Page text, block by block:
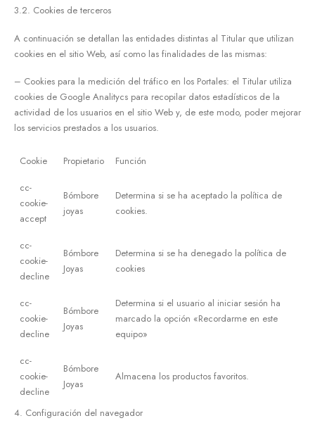
3.2. Cookies de terceros
A continuación se detallan las entidades distintas al Titular que utilizan
cookies en el sitio Web, así como las finalidades de las mismas:
– Cookies para la medición del tráfico en los Portales: el Titular utiliza
cookies de Google Analitycs para recopilar datos estadísticos de la
actividad de los usuarios en el sitio Web y, de este modo, poder mejorar
los servicios prestados a los usuarios.
Cookie Propietario
Función
cc-
cookie-
accept
Bómbore
joyas
Determina si se ha aceptado la política de
cookies.
cc-
cookie-
decline
Bómbore
Joyas
Determina si se ha denegado la política de
cookies
cc-
cookie-
decline
Bómbore
Joyas
Determina si el usuario al iniciar sesión ha
marcado la opción «Recordarme en este
equipo»
cc-
cookie-
decline
Bómbore
Joyas
Almacena los productos favoritos.
4. Configuración del navegador